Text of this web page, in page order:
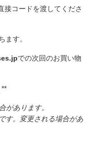
接コードを渡してくださ
ます。
での次回のお買い物
があります。
す。変更される場合があ